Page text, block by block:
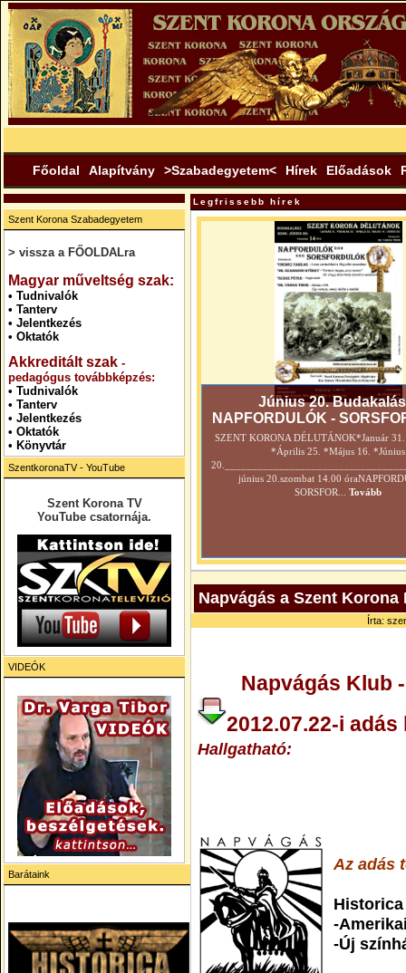
Főoldal Alapítvány >Szabadegyetem< Hírek Előadások
Szent Korona Szabadegyetem
> vissza a FŐOLDALra
Magyar műveltség szak:
• Tudnivalók
• Tanterv
• Jelentkezés
• Oktatók
Akkreditált szak -
pedagógus továbbképzés:
• Tudnivalók
• Tanterv
• Jelentkezés
• Oktatók
• Könyvtár
SzentkoronaTV - YouTube
Szent Korona TV
YouTube csatornája.
VIDEÓK
Barátaink
Legfrissebb hírek
Június 20.
NAPFORDULÓK -
SZENT KORONA DÉLUTÁNOK*Január
*Április 25. *Május 16. *Június
június 20.szombat 14.00
SORSFOR...
Tovább
Napvágás a Szent
Írta:
Napvágás Klub
2012.07.22-i
Hallgatható:
Az adás
Historica
-
-Új